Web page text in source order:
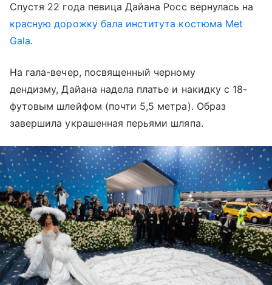
Спустя 22 года певица Дайана Росс вернулась на
красную дорожку бала института костюма Met
Gala.
На гала-вечер, посвященный черному
дендизму, Дайана надела платье и накидку с 18-
футовым шлейфом (почти 5,5 метра). Образ
завершила украшенная перьями шляпа.